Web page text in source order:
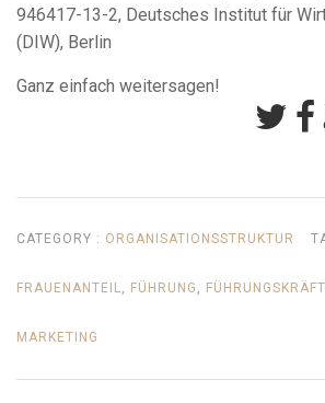
946417-13-2, Deutsches Institut für
(DIW), Berlin
Ganz einfach weitersagen!
CATEGORY : ORGANISATIONSSTRUKTUR
FRAUENANTEIL, FÜHRUNG ,
MARKETING